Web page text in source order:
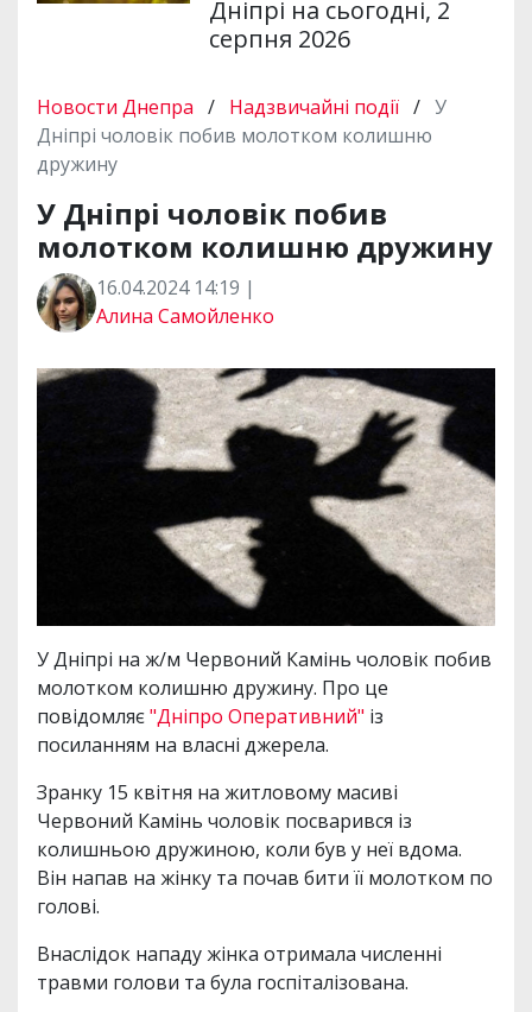
Дніпрі на сьогодні, 2
серпня 2026
Новости Днепра / Надзвичайні події / У
Дніпрі чоловік побив молотком колишню
дружину
У Дніпрі чоловік побив
молотком колишню дружину
16.04.2024 14:19 |
Алина Самойленко
У Дніпрі на ж/м Червоний Камінь чоловік побив
молотком колишню дружину. Про це
повідомляє"Дніпро Оперативний" із
посиланням на власні джерела.
Зранку 15 квітня на житловому масиві
Червоний Камінь чоловік посварився із
колишньою дружиною, коли був у неї вдома.
Він напав на жінку та почав бити її молотком по
голові.
Внаслідок нападу жінка отримала численні
травми голови та була госпіталізована.